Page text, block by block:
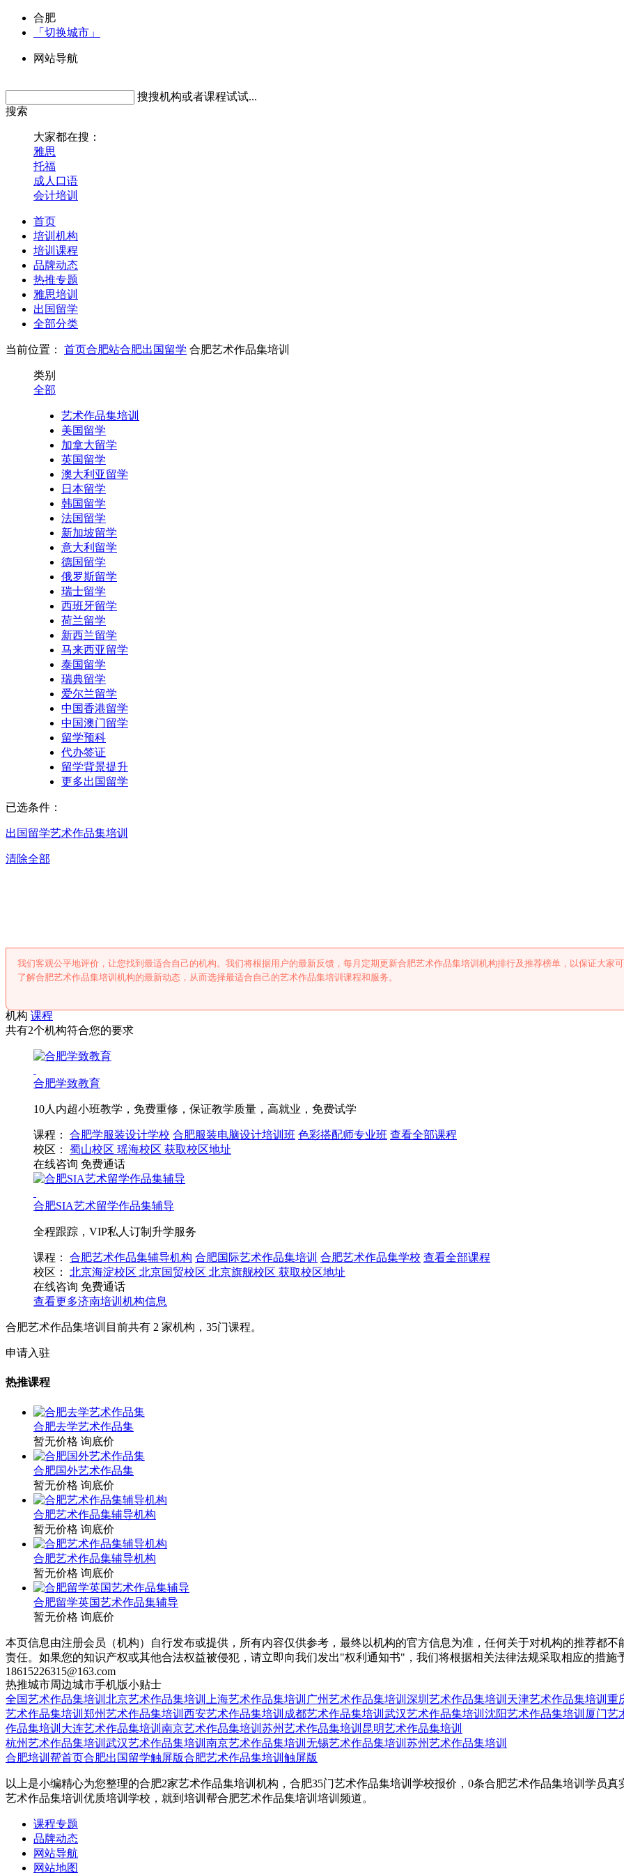
合肥
「切换城市」
网站导航
搜搜机构或者课程试试...
搜索
大家都在搜：
雅思
托福
成人口语
会计培训
首页
培训机构
培训课程
品牌动态
热推专题
雅思培训
出国留学
全部分类
当前位置： 首页合肥站合肥出国留学 合肥艺术作品集培训
类别
全部
艺术作品集培训
美国留学
加拿大留学
英国留学
澳大利亚留学
日本留学
韩国留学
法国留学
新加坡留学
意大利留学
德国留学
俄罗斯留学
瑞士留学
西班牙留学
荷兰留学
新西兰留学
马来西亚留学
泰国留学
瑞典留学
爱尔兰留学
中国香港留学
中国澳门留学
留学预科
代办签证
留学背景提升
更多出国留学
已选条件：
出国留学艺术作品集培训
清除全部
我们客观公平地评价，让您找到最适合自己的机构。我们将根据用户的最新反馈，每月定期更新合肥艺术作品集培训机构排行及推荐榜单，以保证大家
了解合肥艺术作品集培训机构的最新动态，从而选择最适合自己的艺术作品集培训课程和服务。
机构 课程
共有2个机构符合您的要求
合肥学致教育
10人内超小班教学，免费重修，保证教学质量，高就业，免费试学
课程： 合肥学服装设计学校 合肥服装电脑设计培训班 色彩搭配师专业班 查看全部课程
校区：
蜀山校区 瑶海校区 获取校区地址
在线咨询 免费通话
合肥SIA艺术留学作品集辅导
全程跟踪，VIP私人订制升学服务
课程： 合肥艺术作品集辅导机构 合肥国际艺术作品集培训 合肥艺术作品集学校 查看全部课程
校区：
北京海淀校区 北京国贸校区 北京旗舰校区 获取校区地址
在线咨询 免费通话
查看更多济南培训机构信息
合肥艺术作品集培训目前共有 2 家机构， 35门课程。
申请入驻
热推课程
合肥去学艺术作品集
暂无价格 询底价
合肥国外艺术作品集
暂无价格 询底价
合肥艺术作品集辅导机构
暂无价格 询底价
合肥艺术作品集辅导机构
暂无价格 询底价
合肥留学英国艺术作品集辅导
暂无价格 询底价
本页信息由注册会员（机构）自行发布或提供，所有内容仅供参考，最终以机构的官方信息为准，任何关于对机构的推荐都
责任。如果您的知识产权或其他合法权益被侵犯，请立即向我们发出"权利通知书"，我们将根据相关法律法规采取相应的措
18615226315@163.com
热推城市周边城市手机版小贴士
全国艺术作品集培训 北京艺术作品集培训 上海艺术作品集培训 广州艺术作品集培训 深圳艺术作品集培训 天津艺术作品集培训 重
艺术作品集培训 郑州艺术作品集培训 西安艺术作品集培训 成都艺术作品集培训 武汉艺术作品集培训 沈阳艺术作品集培训 厦门艺
作品集培训 大连艺术作品集培训 南京艺术作品集培训 苏州艺术作品集培训 昆明艺术作品集培训
杭州艺术作品集培训 武汉艺术作品集培训 南京艺术作品集培训 无锡艺术作品集培训 苏州艺术作品集培训
合肥培训帮首页合肥出国留学触屏版合肥艺术作品集培训触屏版
以上是小编精心为您整理的合肥2家艺术作品集培训机构，合肥35门艺术作品集培训学校报价，0条合肥艺术作品集培训学员
艺术作品集培训优质培训学校，就到培训帮合肥艺术作品集培训培训频道。
课程专题
品牌动态
网站导航
网站地图